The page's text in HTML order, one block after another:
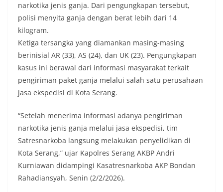
narkotika jenis ganja. Dari pengungkapan tersebut,
polisi menyita ganja dengan berat lebih dari 14
kilogram.
Ketiga tersangka yang diamankan masing-masing
berinisial AR (33), AS (24), dan UK (23). Pengungkapan
kasus ini berawal dari informasi masyarakat terkait
pengiriman paket ganja melalui salah satu perusahaan
jasa ekspedisi di Kota Serang.
“Setelah menerima informasi adanya pengiriman
narkotika jenis ganja melalui jasa ekspedisi, tim
Satresnarkoba langsung melakukan penyelidikan di
Kota Serang,” ujar Kapolres Serang AKBP Andri
Kurniawan didampingi Kasatresnarkoba AKP Bondan
Rahadiansyah, Senin (2/2/2026).